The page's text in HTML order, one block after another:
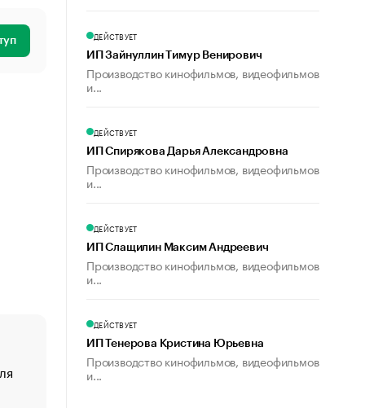
«От спорта тело стареет иначе». Как живет глава
создавшей GTA
ДЕЙСТВУЕТ
ИП Зайнуллин Тимур Венирович
Производство кинофильмов, видеофильмов
и...
ДЕЙСТВУЕТ
ИП Спирякова Дарья Александровна
Производство кинофильмов, видеофильмов
и...
ДЕЙСТВУЕТ
ИП Слащилин Максим Андреевич
Производство кинофильмов, видеофильмов
и...
ДЕЙСТВУЕТ
ИП Тенерова Кристина Юрьевна
Производство кинофильмов, видеофильмов
и...